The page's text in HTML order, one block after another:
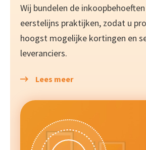
Wij bundelen de
eerstelijns praktijken, zodat u
hoogst mogelijke kortingen en
leveranciers.
Lees meer